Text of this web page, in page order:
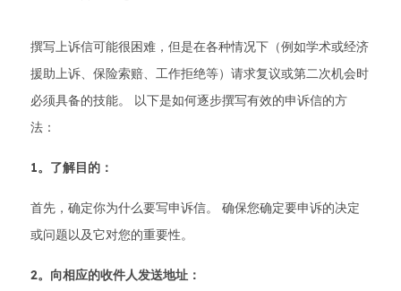
撰写上诉信可能很困难，但是在各种情况下（例如学术或经济
援助上诉、保险索赔、工作拒绝等）请求复议或第二次机会时
必须具备的技能。 以下是如何逐步撰写有效的申诉信的方
法：
1。了解目的：
首先，确定你为什么要写申诉信。 确保您确定要申诉的决定
或问题以及它对您的重要性。
2。向相应的收件人发送地址：